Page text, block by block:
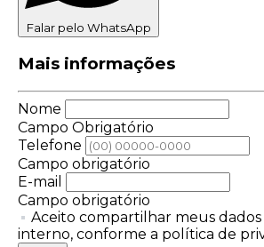
Falar pelo WhatsApp
Mais informações
Nome
Campo Obrigatório
Telefone
Campo obrigatório
E-mail
Campo obrigatório
Aceito compartilhar meus dados
interno, conforme a política de